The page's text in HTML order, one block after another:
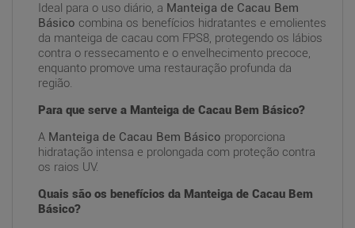
Ideal para o uso diário, a Manteiga de Cacau Bem
Básico combina os benefícios hidratantes e emolientes
da manteiga de cacau com FPS8, protegendo os lábios
contra o ressecamento e o envelhecimento precoce,
enquanto promove uma restauração profunda da
região.
Para que serve a Manteiga de Cacau Bem Básico?
A Manteiga de Cacau Bem Básico proporciona
hidratação intensa e prolongada com proteção contra
os raios UV.
Quais são os benefícios da Manteiga de Cacau Bem
Básico?